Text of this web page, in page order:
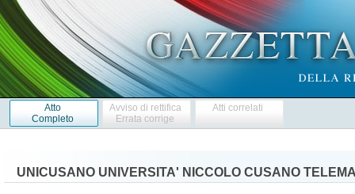
Atto
Completo
Avviso di rettifica
Errata corrige
Atti correlati
UNICUSANO UNIVERSITA' NICCOLO CUSANO